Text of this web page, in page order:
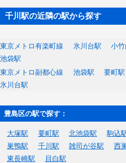
千川駅の近隣の駅から探す
東京メトロ有楽町線 氷川台駅 小
池袋駅
東京メトロ副都心線
池袋駅 要町駅
氷川台駅
豊島区の駅で探す：
大塚駅 要町駅 北池袋駅 駒込
巣鴨駅
千川駅 雑司が谷駅 西
東長崎駅
目白駅